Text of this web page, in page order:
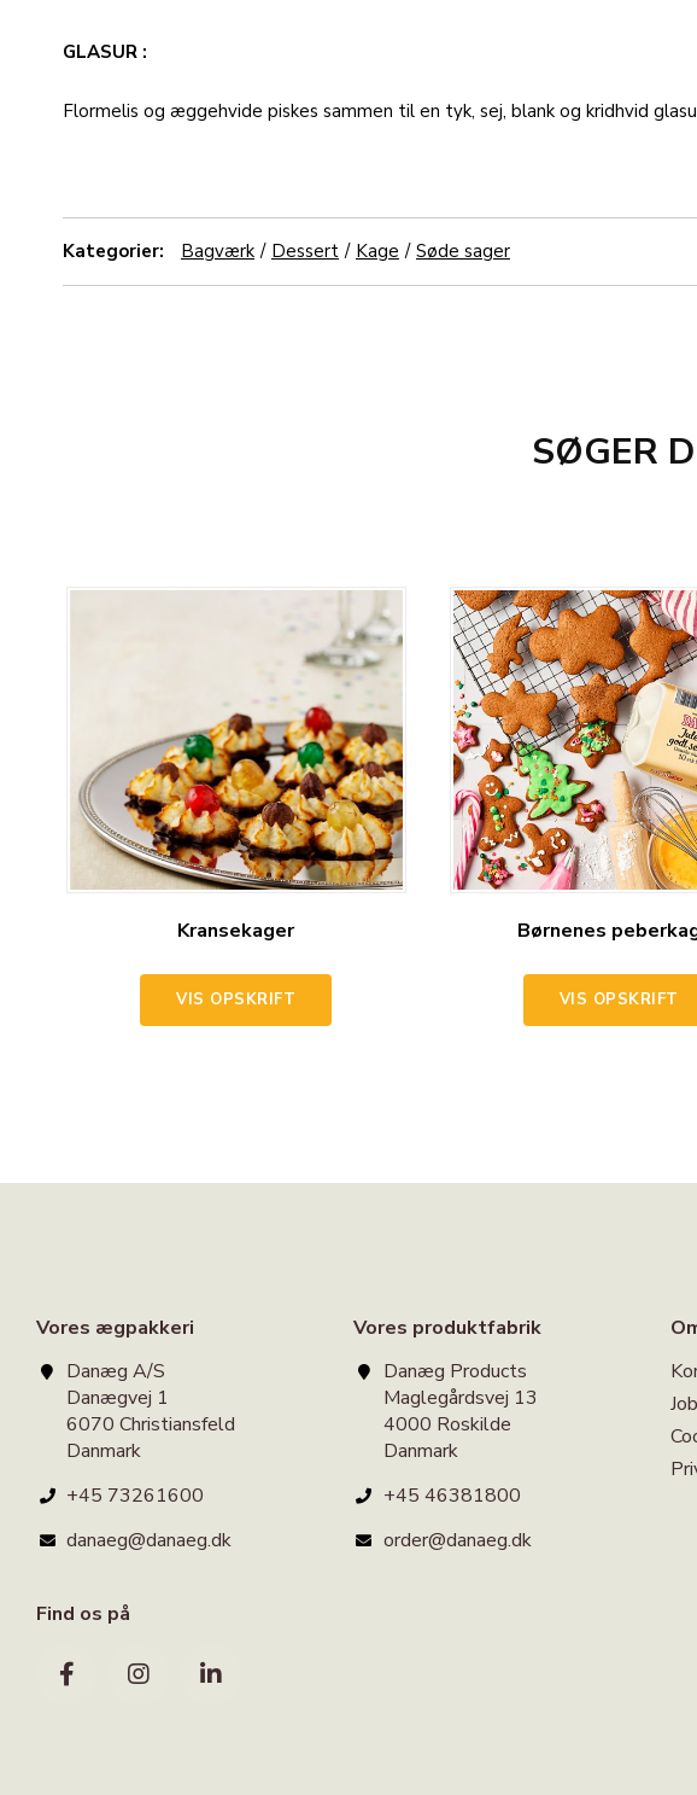
GLASUR
Flormelis og æggehvide piskes sammen til en tyk, sej, blank og kridhvid
Kategorier: Bagværk Dessert Kage Søde sager
SØGER
Kransekager
VIS OPSKRIFT
Børnenes
VIS OPSKRIFT
Vores ægpakkeri
Danæg A/S
Danægvej 1
6070 Christiansfeld
Danmark
+45 73261600
danaeg@danaeg.dk
Vores produktfabrik
Danæg Products
Maglegårdsvej 13
4000 Roskilde
Danmark
+45 46381800
order@danaeg.dk
Find os på